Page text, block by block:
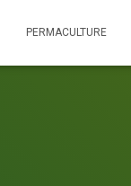
PERMACULTURE